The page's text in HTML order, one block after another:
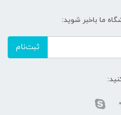
ما باخبر شوید:
ثبت‌نام